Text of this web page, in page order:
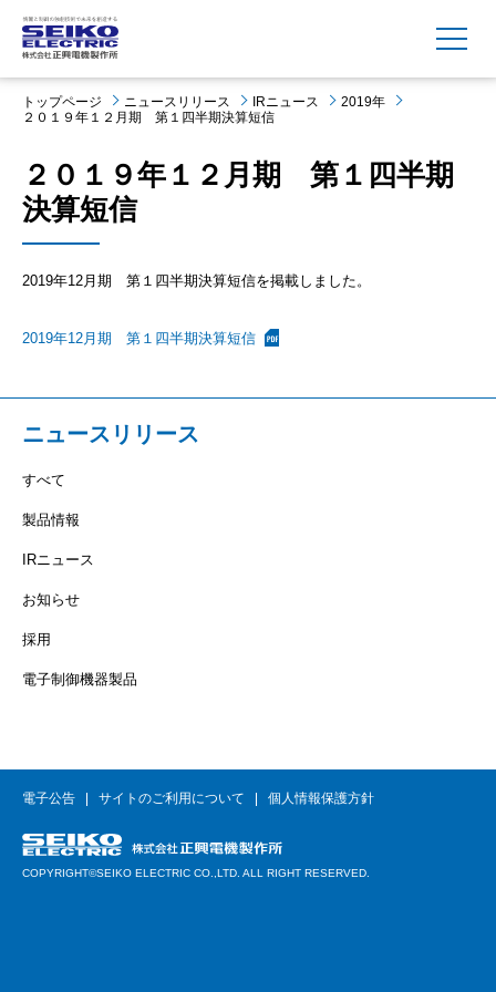
MENU
トップページ ニュースリリース IRニュース
2019年
２０１９年１２月期 第１四半期決算短信
２０１９年１２月期 第１四半期
決算短信
2019年12月期 第１四半期決算短信を掲載しました。
2019年12月期 第１四半期決算短信
ニュースリリース
すべて
製品情報
IRニュース
お知らせ
採用
電子制御機器製品
電子公告 サイトのご利用について 個人情報保護方針
COPYRIGHT©SEIKO ELECTRIC CO.,LTD. ALL RIGHT RESERVED.